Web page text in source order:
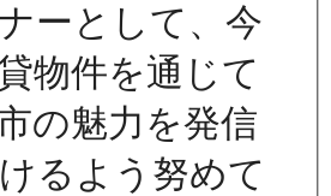
ーとして、今
物件を通じて
の魅力を発信
るよう努めて